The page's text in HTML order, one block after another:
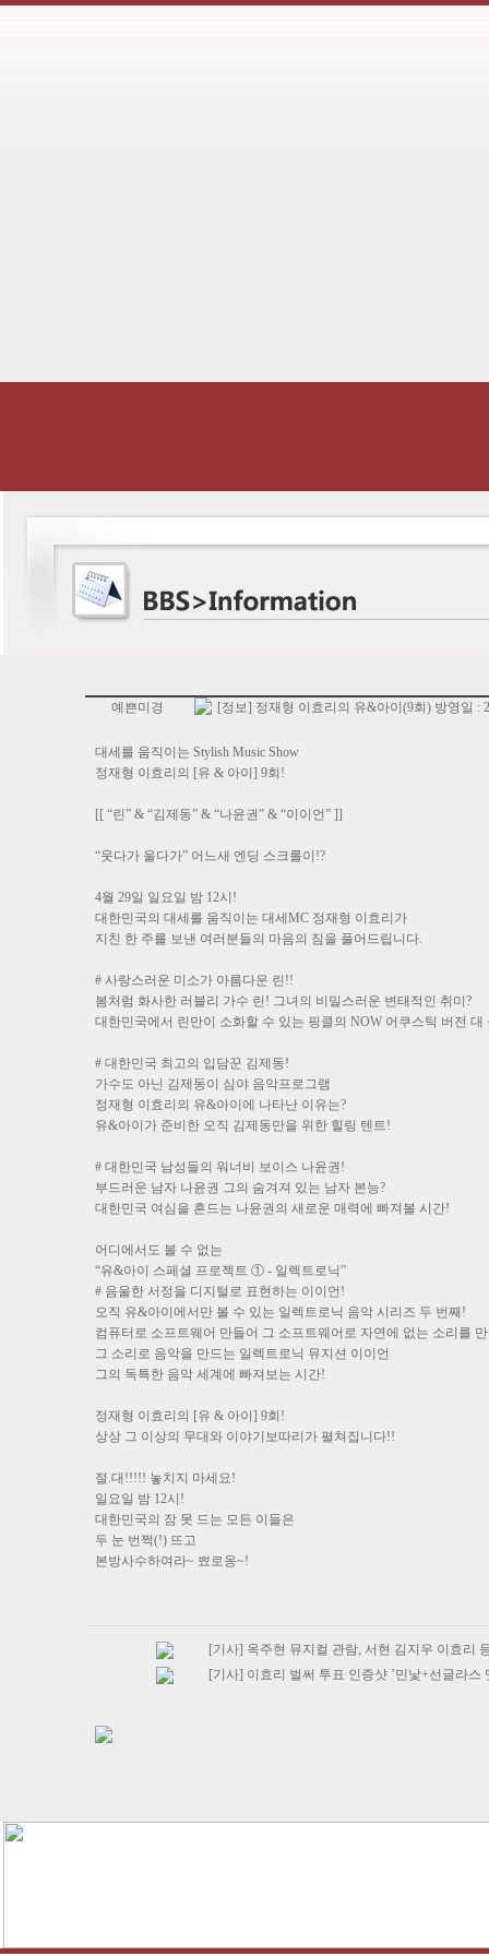
예쁜미경 [정보] 정재형 이효리의 유&아이(9회) 방영일 :
대세를 움직이는 Stylish Music Show
정재형 이효리의 [유 & 아이] 9회!
[[ “린” & “김제동” & “나윤권” & “이이언” ]]
“웃다가 울다가” 어느새 엔딩 스크롤이!?
4월 29일 일요일 밤 12시!
대한민국의 대세를 움직이는 대세MC 정재형 이효리가
지친 한 주를 보낸 여러분들의 마음의 짐을 풀어드립니다.
# 사랑스러운 미소가 아름다운 린!!
봄처럼 화사한 러블리 가수 린! 그녀의 비밀스러운 변태적인 취미?
대한민국에서 린만이 소화할 수 있는 핑클의 NOW 어쿠스틱 버전 대
# 대한민국 최고의 입담꾼 김제동!
가수도 아닌 김제동이 심야 음악프로그램
정재형 이효리의 유&아이에 나타난 이유는?
유&아이가 준비한 오직 김제동만을 위한 힐링 텐트!
# 대한민국 남성들의 워너비 보이스 나윤권!
부드러운 남자 나윤권 그의 숨겨져 있는 남자 본능?
대한민국 여심을 흔드는 나윤권의 새로운 매력에 빠져볼 시간!
어디에서도 볼 수 없는
“유&아이 스페셜 프로젝트 ① - 일렉트로닉”
# 음울한 서정을 디지털로 표현하는 이이언!
오직 유&아이에서만 볼 수 있는 일렉트로닉 음악 시리즈 두 번째!
컴퓨터로 소프트웨어 만들어 그 소프트웨어로 자연에 없는 소리를
그 소리로 음악을 만드는 일렉트로닉 뮤지션 이이언
그의 독특한 음악 세계에 빠져보는 시간!
정재형 이효리의 [유 & 아이] 9회!
상상 그 이상의 무대와 이야기보따리가 펼쳐집니다!!
절.대!!!!! 놓치지 마세요!
일요일 밤 12시!
대한민국의 잠 못 드는 모든 이들은
두 눈 번쩍(!) 뜨고
본방사수하여라~ 뾰로옹~!
[기사] 옥주현 뮤지컬 관람, 서현 김지우 이효리
[기사] 이효리 벌써 투표 인증샷 ’민낯+선글라스